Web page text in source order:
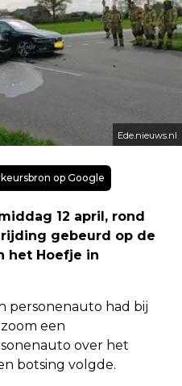
Ede.nieuws.nl
op Google
12 april, rond
gebeurd op de
het Hoefje in
personenauto had bij
een
over het
botsing volgde.